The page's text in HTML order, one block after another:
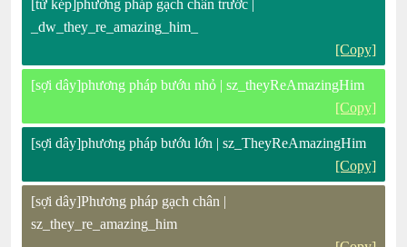
[từ kép]phương pháp gạch chân trước |
_dw_they_re_amazing_him_
[Copy]
[sợi dây]phương pháp bướu nhỏ | sz_theyReAmazingHim
[Copy]
[sợi dây]phương pháp bướu lớn | sz_TheyReAmazingHim
[Copy]
[sợi dây]Phương pháp gạch chân |
sz_they_re_amazing_him